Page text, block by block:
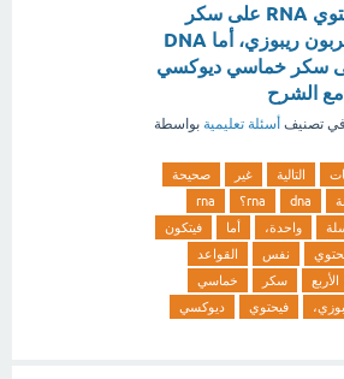
الأربع ج) يحتوي RNA على سكر
خماسي الكربون ريبوزي، أما DNA
سكر خماسي ديوكسي
الشرح
في تصنيف أسئلة تعليمية بواسطة
التالية غير
صحيحة
dna rna؟
rna
واحدة، أما
فيتكون
نفس
القواعد
الأربع سكر
خماسي
فيحتوي
ديوكسي